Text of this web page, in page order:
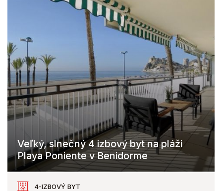
Veľký, slnečný 4 izbový byt na pláži
Playa Poniente v Benidorme
Benidorm
4-IZBOVÝ BYT